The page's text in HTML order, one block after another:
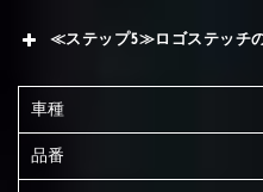
≪ステップ5≫ロゴステッチ
車種
品番